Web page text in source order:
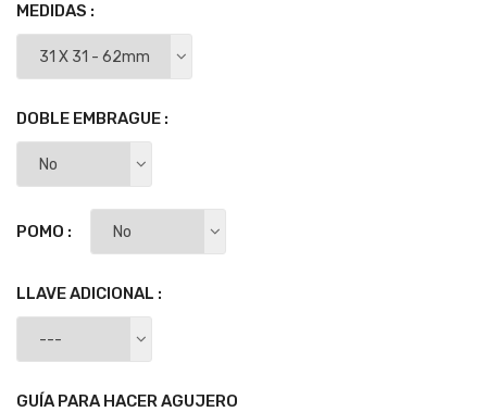
MEDIDAS :
DOBLE EMBRAGUE :
POMO :
LLAVE ADICIONAL :
GUÍA PARA HACER AGUJERO